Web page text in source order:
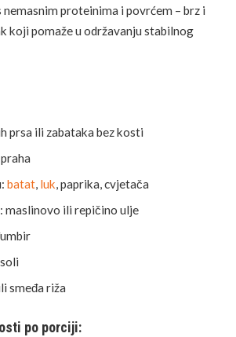
proteinima i povrćem – brz i
koji pomaže u održavanju stabilnog
prsa ili zabataka bez kosti
batat, luk, paprika, cvjetača
maslinovo ili repičino ulje
smeđa riža
po porciji: